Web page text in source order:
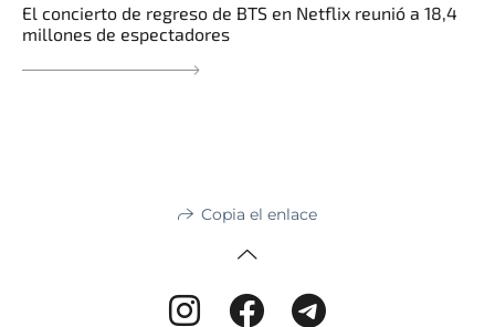
El concierto de regreso de BTS en Netflix reunió a 18,4
millones de espectadores
Copia el enlace